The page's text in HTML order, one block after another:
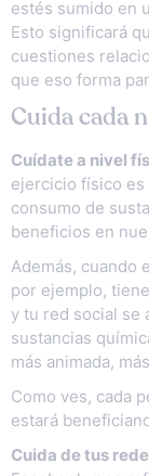
estés sumido en
Esto significará
cuestiones
que eso forma
Cuida cada
Cuídate a nivel
ejercicio físico
consumo de
beneficios en
Además, cuando
por ejemplo,
y tu red social se
sustancias
más animada,
Como ves, cada
estará
Cuida de tus